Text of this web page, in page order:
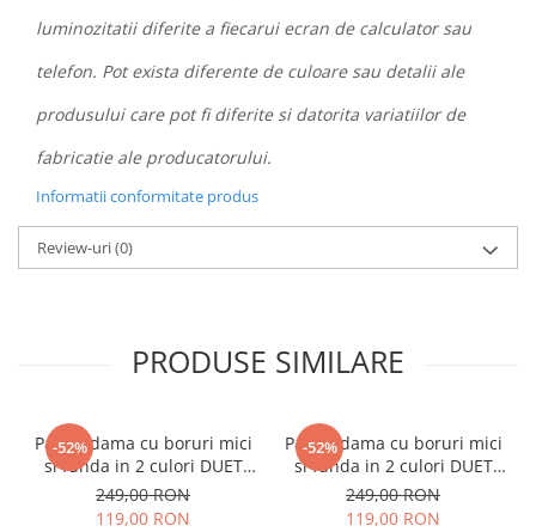
luminozitatii diferite a fiecarui ecran de calculator sau
telefon. Pot exista diferente de culoare sau detalii ale
produsului care pot fi diferite si datorita variatiilor de
fabricatie ale producatorului.
Informatii conformitate produs
Review-uri(0)
PRODUSE SIMILARE
-52%
Palarii dama cu boruri mici
si funda in 2 culori DUET
(GRENA+NEGRU) - marime
unica, reglabila
249,00 RON
119,00 RON
-52%
Palarii dama cu boruri mici
si funda in 2 culori DUET
(MARO+ROSU) - marime
unica, reglabil
249,00 RON
119,00 RON